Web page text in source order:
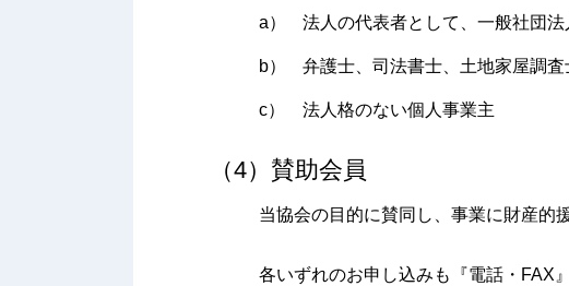
a） 法人の代表者として、一般社団
b） 弁護士、司法書士、土地家屋調
c） 法人格のない個人事業主
（4）賛助会員
当協会の目的に賛同し、事業に財産的
各いずれのお申し込みも『電話・FAX